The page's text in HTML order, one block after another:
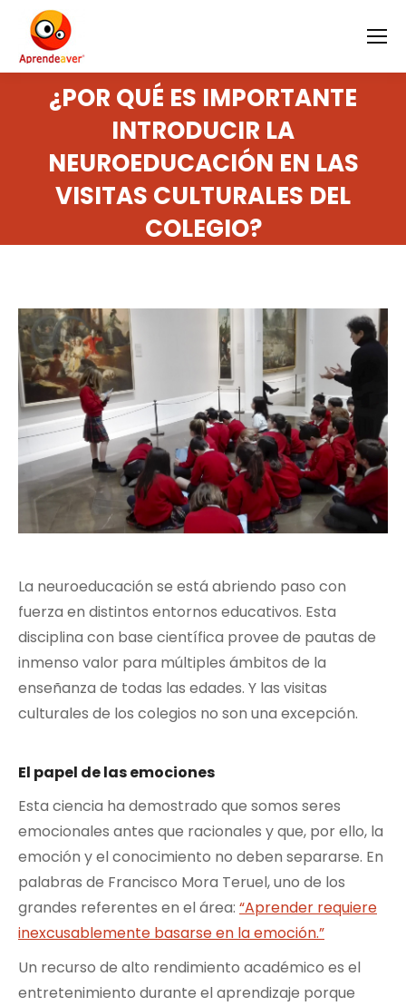
¿POR QUÉ ES IMPORTANTE
INTRODUCIR LA
NEUROEDUCACIÓN EN LAS
VISITAS CULTURALES DEL
COLEGIO?
La neuroeducación se está abriendo paso con
fuerza en distintos entornos educativos. Esta
disciplina con base científica provee de pautas de
inmenso valor para múltiples ámbitos de la
enseñanza de todas las edades. Y las visitas
culturales de los colegios no son una excepción.
El papel de las emociones
Esta ciencia ha demostrado que somos seres
emocionales antes que racionales y que, por ello, la
emoción y el conocimiento no deben separarse. En
palabras de Francisco Mora Teruel, uno de los
grandes referentes en el área: “Aprender requiere
inexcusablemente basarse en la emoción.”
Un recurso de alto rendimiento académico es el
entretenimiento durante el aprendizaje porque